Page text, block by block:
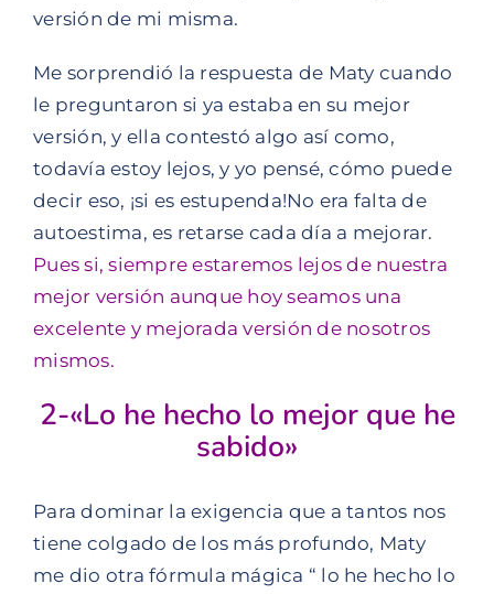
versión de mi misma.
Me sorprendió la respuesta de Maty cuando
le preguntaron si ya estaba en su mejor
versión, y ella contestó algo así como,
todavía estoy lejos, y yo pensé, cómo puede
decir eso, ¡si es estupenda!No era falta de
autoestima, es retarse cada día a mejorar.
Pues si, siempre estaremos lejos de nuestra
mejor versión aunque hoy seamos una
excelente y mejorada versión de nosotros
mismos.
2-«Lo he hecho lo mejor que he
sabido»
Para dominar la exigencia que a tantos nos
tiene colgado de los más profundo, Maty
me dio otra fórmula mágica “ lo he hecho lo